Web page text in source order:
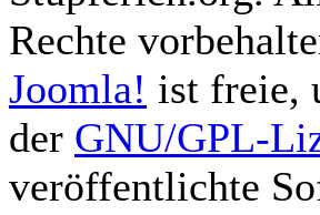
Rechte
Joomla! ist freie,
der GNU/GPL-
veröffentlichte